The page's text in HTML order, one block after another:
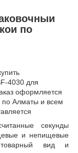
по
4030 для
оформляется
по Алматы и всем
секунды
и непищевые
вид и